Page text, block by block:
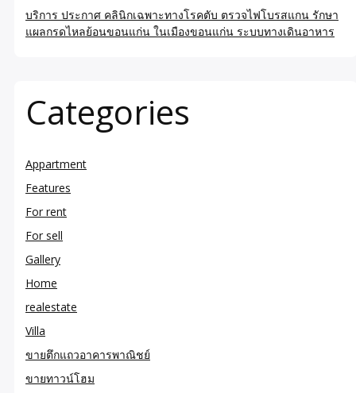
บริการ ประกาศ คลินิกเฉพาะทางโรคตับ ตรวจไฟโบรสแกน รักษา
แผลกรดไหลย้อนขอนแก่น ในเมืองขอนแก่น ระบบทางเดินอาหาร
Categories
Appartment
Features
For rent
For sell
Gallery
Home
realestate
Villa
ขายตึกแถวอาคารพาณิชย์
ขายทาวน์โฮม